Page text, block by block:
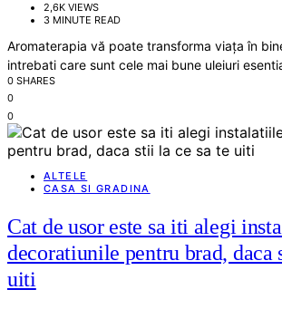
2,6K VIEWS
3 MINUTE READ
Aromaterapia vă poate transforma viața în
intrebati care sunt cele mai bune uleiuri
0 SHARES
0
0
ALTELE
CASA SI GRADINA
Cat de usor este sa iti alegi
decoratiunile pentru brad, daca
uiti